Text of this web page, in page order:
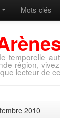
Mots-clés
temporelle
région,
lecteur de
2010